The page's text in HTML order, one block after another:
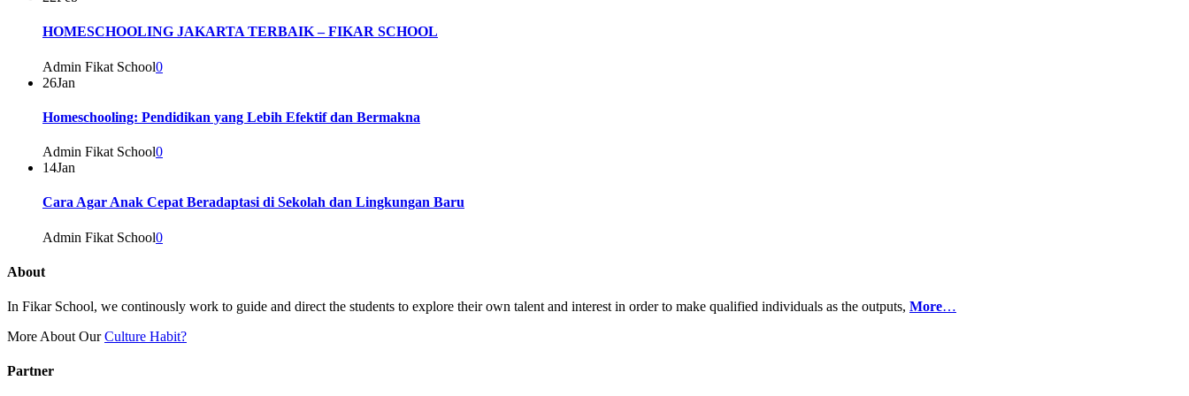
HOMESCHOOLING JAKARTA TERBAIK – FIKAR SCHOOL
Admin Fikat School0
26Jan
Homeschooling: Pendidikan yang Lebih Efektif dan Bermakna
Admin Fikat School0
14Jan
Cara Agar Anak Cepat Beradaptasi di Sekolah dan Lingkungan Baru
Admin Fikat School0
About
In Fikar School, we continously work to guide and direct the students to explore their own talent and interest in order to make qualified individuals as the outputs, More…
More About OurCulture Habit?
Partner